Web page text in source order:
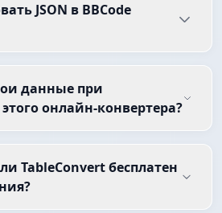
JSON в BBCode
данные при
онлайн-конвертера?
TableConvert бесплатен